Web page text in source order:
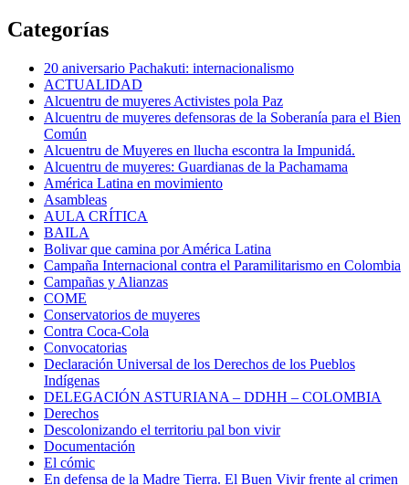
Categorías
20 aniversario Pachakuti: internacionalismo
ACTUALIDAD
Alcuentru de muyeres Activistes pola Paz
Alcuentru de muyeres defensoras de la Soberanía para el Bien
Común
Alcuentru de Muyeres en llucha escontra la Impunidá.
Alcuentru de muyeres: Guardianas de la Pachamama
América Latina en movimiento
Asambleas
AULA CRÍTICA
BAILA
Bolivar que camina por América Latina
Campaña Internacional contra el Paramilitarismo en Colombia
Campañas y Alianzas
COME
Conservatorios de muyeres
Contra Coca-Cola
Convocatorias
Declaración Universal de los Derechos de los Pueblos
Indígenas
DELEGACIÓN ASTURIANA – DDHH – COLOMBIA
Derechos
Descolonizando el territoriu pal bon vivir
Documentación
El cómic
En defensa de la Madre Tierra. El Buen Vivir frente al crimen